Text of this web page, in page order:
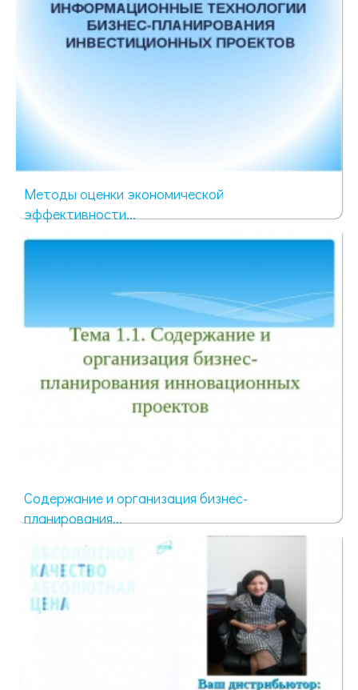
Методы оценки экономической
эффективности...
56 просмотров
Содержание и организация бизнес-
планирования...
50 просмотров